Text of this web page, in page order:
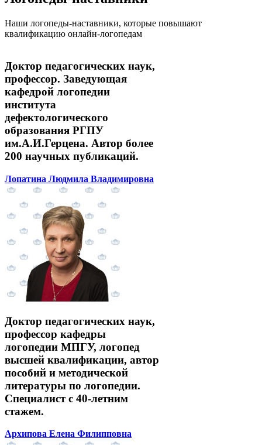
Наши логопеды-наставники, которые повышают
квалификацию онлайн-логопедам
Доктор педагогических наук,
профессор. Заведующая
кафедрой логопедии
института
дефектологического
образования РГПУ
им.А.И.Герцена. Автор более
200 научных публикаций.
Лопатина Людмила Владимировна
Доктор педагогических наук,
профессор кафедры
логопедии МПГУ, логопед
высшей квалификации, автор
пособий и методической
литературы по логопедии.
Специалист с 40-летним
стажем.
Архипова Елена Филипповна